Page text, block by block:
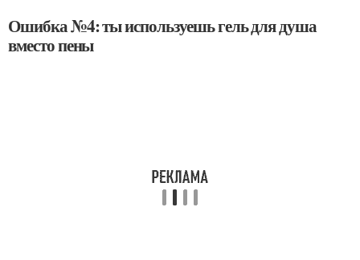
Ошибка №4: ты используешь гель для душа
вместо пены